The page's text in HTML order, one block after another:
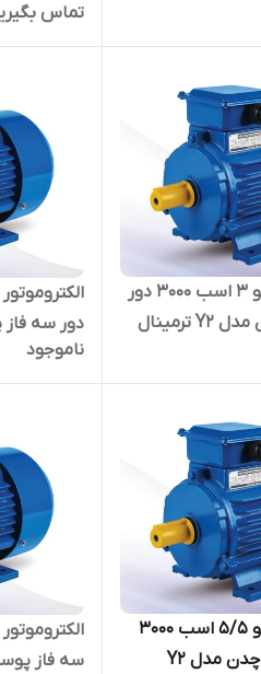
بالا
تماس
الکتروموتور گوانگجو 3 اسب 3000 دور
سه فاز پوسته چدن مدل Y2 ترمینال
ترمینال بالا
ناموجود
الکتروموتور گوانگجو 5/5 اسب 3000
دور سه فاز پوسته چدن مدل Y2